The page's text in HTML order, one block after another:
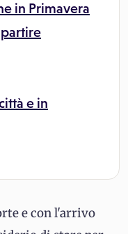
in Primavera
e in
e con l'arrivo